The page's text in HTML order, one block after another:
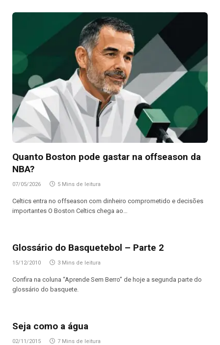
Quanto Boston pode gastar na offseason da
NBA?
07/05/2026 5 Mins de leitura
Celtics entra no offseason com dinheiro comprometido e decisões
importantes O Boston Celtics chega ao…
Glossário do Basquetebol – Parte 2
15/12/2010 3 Mins de leitura
Confira na coluna “Aprende Sem Berro” de hoje a segunda parte do
glossário do basquete.
Seja como a água
02/11/2015 7 Mins de leitura